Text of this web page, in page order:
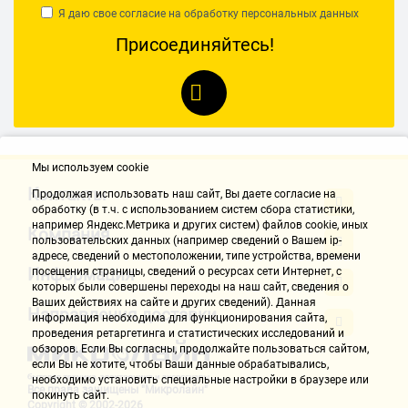
Я даю свое согласие на обработку персональных данных
Присоединяйтесь!
Контакты
Компания
Информация
Направления доставки
Все права защищены "Микролайн"
Copyright © 2002-2026
Мы используем cookie
Продолжая использовать наш cайт, Вы даете согласие на
обработку (в т.ч. с использованием систем сбора статистики,
например Яндекс.Метрика и других систем) файлов cookie, иных
пользовательских данных (например сведений о Вашем ip-
адресе, сведений о местоположении, типе устройства, времени
посещения страницы, сведений о ресурсах сети Интернет, с
которых были совершены переходы на наш сайт, сведения о
Ваших действиях на сайте и других сведений). Данная
информация необходима для функционирования сайта,
проведения ретаргетинга и статистических исследований и
обзоров. Если Вы согласны, продолжайте пользоваться сайтом,
если Вы не хотите, чтобы Ваши данные обрабатывались,
необходимо установить специальные настройки в браузере или
покинуть сайт.